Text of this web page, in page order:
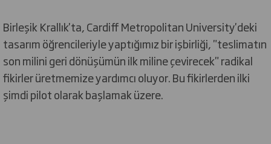
Birleşik Krallık'ta, Cardiff Metropolitan University'deki
tasarım öğrencileriyle yaptığımız bir işbirliği, "teslimatın
son milini geri dönüşümün ilk miline çevirecek" radikal
fikirler üretmemize yardımcı oluyor. Bu fikirlerden ilki
şimdi pilot olarak başlamak üzere.